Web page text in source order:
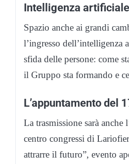
Intelligenza
Spazio anche ai grandi
l’ingresso dell’intelligenza
sfida delle persone: come
il Gruppo sta formando e
L’appuntamento del
La trasmissione sarà
centro congressi di
attrarre il futuro”, evento